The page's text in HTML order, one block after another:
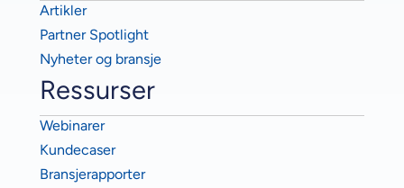
Artikler
Partner Spotlight
Nyheter og bransje
Ressurser
Webinarer
Kundecaser
Bransjerapporter